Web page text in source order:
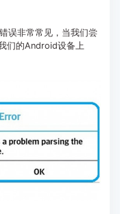
误非常常见，当我们尝
们的Android设备上